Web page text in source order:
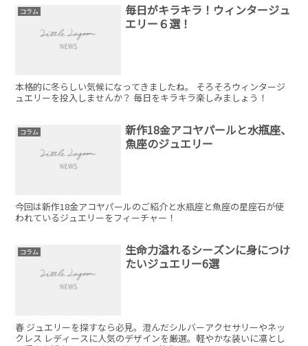
コラム
毎日がキラキラ！ウィンタージュ
エリー６選！
本格的に冬らしい気候になってきましたね。 そろそろウィンタージ
ュエリーを投入しませんか？ 毎日をキラキラ楽しみましょう！
コラム
新作18金アコヤパールと水瓶座、
魚座のジュエリー
今回は新作18金アコヤパールのご紹介と水瓶座と魚座の星座石が使
われているジュエリーをフィーチャー！
コラム
生命力溢れるシーズンに身につけ
たいジュエリー6選
春 ジュエリーを探すなら必見。澄んだシルバーアクセサリーやネッ
クレス レディースに人気のデザインを厳選。軽やかな装いに凛とし